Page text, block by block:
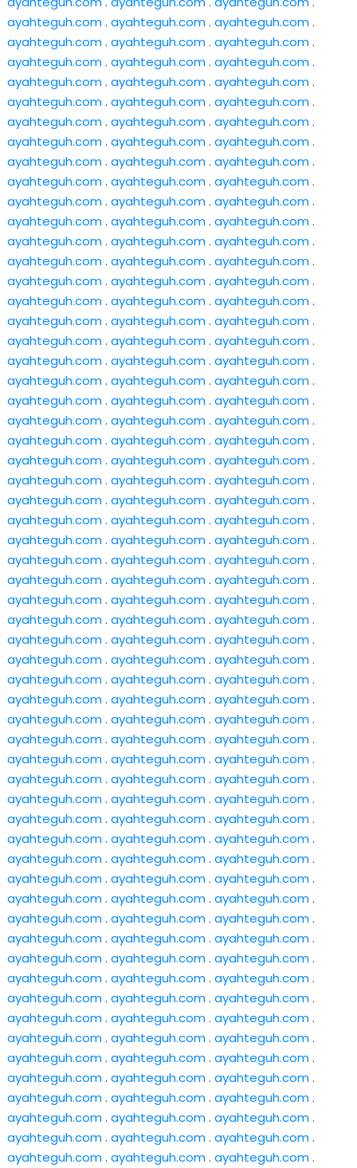
ayahteguh.com. ayahteguh.com. ayahteguh.com.
ayahteguh.com. ayahteguh.com. ayahteguh.com.
ayahteguh.com. ayahteguh.com. ayahteguh.com.
ayahteguh.com. ayahteguh.com. ayahteguh.com.
ayahteguh.com. ayahteguh.com. ayahteguh.com.
ayahteguh.com. ayahteguh.com. ayahteguh.com.
ayahteguh.com. ayahteguh.com. ayahteguh.com.
ayahteguh.com. ayahteguh.com. ayahteguh.com.
ayahteguh.com. ayahteguh.com. ayahteguh.com.
ayahteguh.com. ayahteguh.com. ayahteguh.com.
ayahteguh.com. ayahteguh.com. ayahteguh.com.
ayahteguh.com. ayahteguh.com. ayahteguh.com.
ayahteguh.com. ayahteguh.com. ayahteguh.com.
ayahteguh.com. ayahteguh.com. ayahteguh.com.
ayahteguh.com. ayahteguh.com. ayahteguh.com.
ayahteguh.com. ayahteguh.com. ayahteguh.com.
ayahteguh.com. ayahteguh.com. ayahteguh.com.
ayahteguh.com. ayahteguh.com. ayahteguh.com.
ayahteguh.com. ayahteguh.com. ayahteguh.com.
ayahteguh.com. ayahteguh.com. ayahteguh.com.
ayahteguh.com. ayahteguh.com. ayahteguh.com.
ayahteguh.com. ayahteguh.com. ayahteguh.com.
ayahteguh.com. ayahteguh.com. ayahteguh.com.
ayahteguh.com. ayahteguh.com. ayahteguh.com.
ayahteguh.com. ayahteguh.com. ayahteguh.com.
ayahteguh.com. ayahteguh.com. ayahteguh.com.
ayahteguh.com. ayahteguh.com. ayahteguh.com.
ayahteguh.com. ayahteguh.com. ayahteguh.com.
ayahteguh.com. ayahteguh.com. ayahteguh.com.
ayahteguh.com. ayahteguh.com. ayahteguh.com.
ayahteguh.com. ayahteguh.com. ayahteguh.com.
ayahteguh.com. ayahteguh.com. ayahteguh.com.
ayahteguh.com. ayahteguh.com. ayahteguh.com.
ayahteguh.com. ayahteguh.com. ayahteguh.com.
ayahteguh.com. ayahteguh.com. ayahteguh.com.
ayahteguh.com. ayahteguh.com. ayahteguh.com.
ayahteguh.com. ayahteguh.com. ayahteguh.com.
ayahteguh.com. ayahteguh.com. ayahteguh.com.
ayahteguh.com. ayahteguh.com. ayahteguh.com.
ayahteguh.com. ayahteguh.com. ayahteguh.com.
ayahteguh.com. ayahteguh.com. ayahteguh.com.
ayahteguh.com. ayahteguh.com. ayahteguh.com.
ayahteguh.com. ayahteguh.com. ayahteguh.com.
ayahteguh.com. ayahteguh.com. ayahteguh.com.
ayahteguh.com. ayahteguh.com. ayahteguh.com.
ayahteguh.com. ayahteguh.com. ayahteguh.com.
ayahteguh.com. ayahteguh.com. ayahteguh.com.
ayahteguh.com. ayahteguh.com. ayahteguh.com.
ayahteguh.com. ayahteguh.com. ayahteguh.com.
ayahteguh.com. ayahteguh.com. ayahteguh.com.
ayahteguh.com. ayahteguh.com. ayahteguh.com.
ayahteguh.com. ayahteguh.com. ayahteguh.com.
ayahteguh.com. ayahteguh.com. ayahteguh.com.
ayahteguh.com. ayahteguh.com. ayahteguh.com.
ayahteguh.com. ayahteguh.com. ayahteguh.com.
ayahteguh.com. ayahteguh.com. ayahteguh.com.
ayahteguh.com. ayahteguh.com. ayahteguh.com.
ayahteguh.com. ayahteguh.com. ayahteguh.com.